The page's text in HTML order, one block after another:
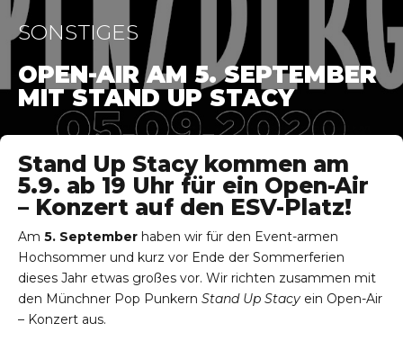
SONSTIGES
OPEN-AIR AM 5. SEPTEMBER
MIT STAND UP STACY
Stand Up Stacy kommen am
5.9. ab 19 Uhr für ein Open-Air
– Konzert auf den ESV-Platz!
Am 5. September haben wir für den Event-armen
Hochsommer und kurz vor Ende der Sommerferien
dieses Jahr etwas großes vor. Wir richten zusammen mit
den Münchner Pop Punkern Stand Up Stacy ein Open-Air
– Konzert aus.